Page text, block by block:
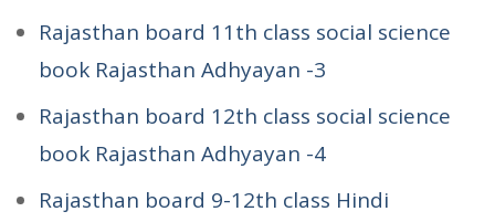
Rajasthan board 11th class social science
book Rajasthan Adhyayan -3
Rajasthan board 12th class social science
book Rajasthan Adhyayan -4
Rajasthan board 9-12th class Hindi